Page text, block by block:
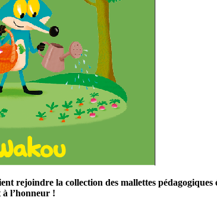
rejoindre la collection des mallettes
l’honneur !